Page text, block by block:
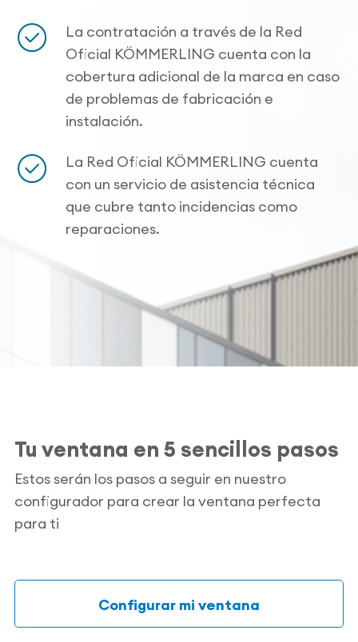
La contratación a través de la Red
Oficial KÖMMERLING cuenta con la
cobertura adicional de la marca en caso
de problemas de fabricación e
instalación.
La Red Oficial KÖMMERLING cuenta
con un servicio de asistencia técnica
que cubre tanto incidencias como
reparaciones.
Tu ventana en 5 sencillos pasos
Estos serán los pasos a seguir en nuestro
configurador para crear la ventana perfecta
para ti
Configurar mi ventana